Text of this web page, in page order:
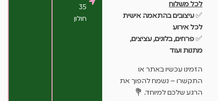
35
חולון
לכל משלוח
✅עיצובים בהתאמה אישית
לכל אירוע
✅פרחים, בלונים, עציצים,
מתנות ועוד
הזמינו עכשיו באתר או
התקשרו – נשמח להפוך את
הרגע שלכם למיוחד. 💐